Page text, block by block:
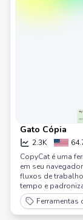
Gato Cópia
2.3K
CopyCat é uma
em seu
fluxos de
tempo e
Ferramentas